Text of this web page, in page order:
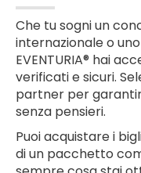
Che tu sogni un
internazionale o
EVENTURIA® hai
verificati e sicuri.
partner per
senza pensieri.
Puoi acquistare i
di un pacchetto